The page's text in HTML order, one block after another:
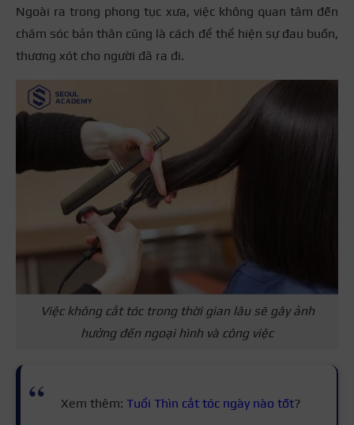
Ngoài ra trong phong tục xưa, việc không quan tâm đến
chăm sóc bản thân cũng là cách để thể hiện sự đau buồn,
thương xót cho người đã ra đi.
Việc không cắt tóc trong thời gian lâu sẽ gây ảnh
hưởng đến ngoại hình và công việc
Xem thêm: Tuổi Thìn cắt tóc ngày nào tốt?